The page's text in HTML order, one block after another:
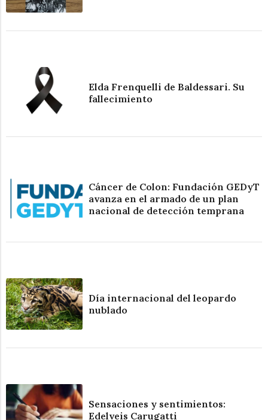
Elda Frenquelli de Baldessari. Su
fallecimiento
Cáncer de Colon: Fundación GEDyT
avanza en el armado de un plan
nacional de detección temprana
Día internacional del leopardo
nublado
Sensaciones y sentimientos:
Edelveis Carugatti